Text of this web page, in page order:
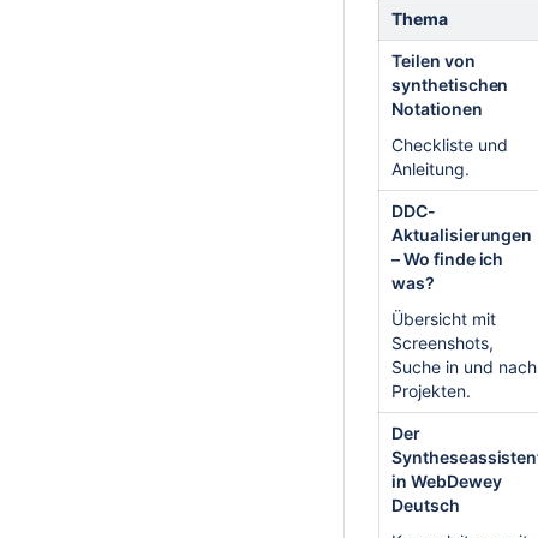
Thema
Teilen von
synthetischen
Notationen
Checkliste und
Anleitung.
DDC-
Aktualisierungen
– Wo finde ich
was?
Übersicht mit
Screenshots,
Suche in und nach
Projekten.
Der
in WebDewey
Deutsch